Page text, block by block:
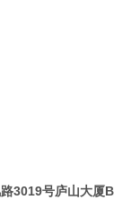
3019号庐山大厦